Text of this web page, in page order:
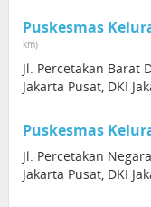
Puskesmas
km)
Jl. Percetakan Barat
Jakarta Pusat, DKI
Puskesmas
Jl. Percetakan
Jakarta Pusat, DKI